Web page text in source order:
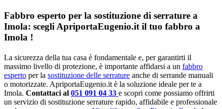
Fabbro esperto per la sostituzione di serrature a
Imola: scegli ApriportaEugenio.it il tuo fabbro a
Imola !
La sicurezza della tua casa è fondamentale e, per garantirti il
massimo livello di protezione, è importante affidarsi a un fabbro
esperto per la sostituzione delle serrature anche di serrande manuali
o motorizzate. ApriportaEugenio.it è la soluzione ideale per te a
Imola. Contattaci al 051 091 04 33 e scopri come possiamo offrirti
un servizio di sostituzione serrature rapido, affidabile e professionale